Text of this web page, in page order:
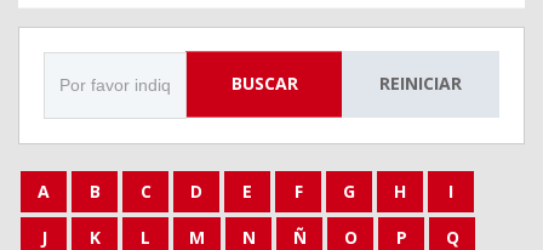
BUSCAR REINICIAR
A B C D E F G H
I
J
K L M N Ñ O P
Q